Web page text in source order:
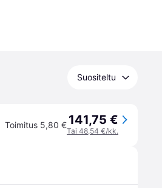
Suositeltu
Toimitus 5,80 € 141,75 €
Tai 48,54 €/kk.